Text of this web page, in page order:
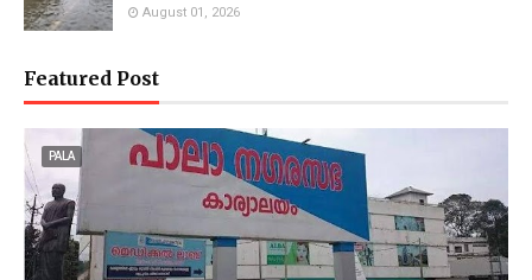
August 01, 2026
Featured Post
PALA